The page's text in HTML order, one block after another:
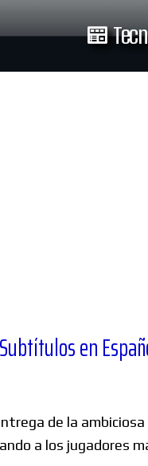
en
de la
a los jugadores